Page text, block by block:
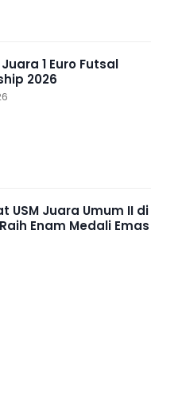
1 Euro Futsal
2026
USM Juara Umum II di
Enam Medali Emas